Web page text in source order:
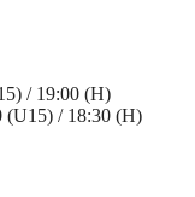
/ 19:00 (H)
(U15) / 18:30 (H)